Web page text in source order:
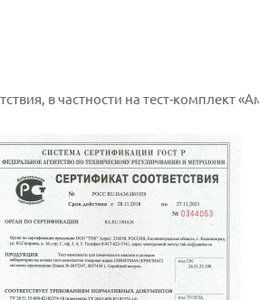
в частности на тест-комплект